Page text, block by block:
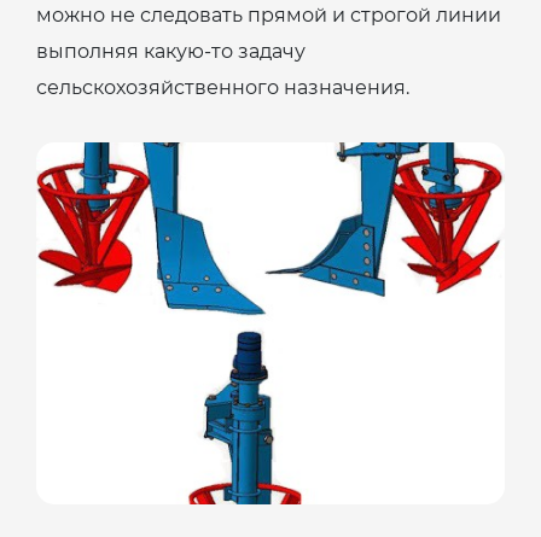
можно не следовать прямой и строгой линии
выполняя какую-то задачу
сельскохозяйственного назначения.